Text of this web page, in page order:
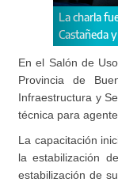
por dos expertos
Serment.
En el Salón de
Provincia de
Infraestructura y
técnica para
La capacitación
la estabilización
estabilización de